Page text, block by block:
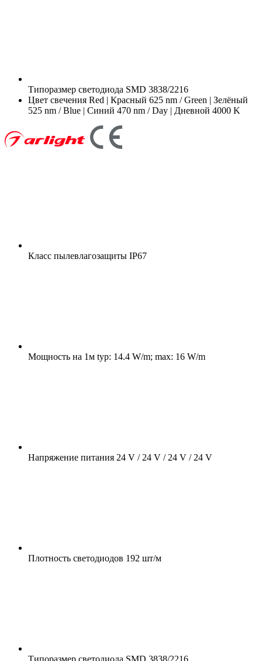
Типоразмер светодиода SMD 3838/2216
Цвет свечения Red | Красный 625 nm / Green | Зелёный
525 nm / Blue | Синий 470 nm / Day | Дневной 4000 K
Класс пылевлагозащиты IP67
Мощность на 1м typ: 14.4 W/m; max: 16 W/m
Напряжение питания 24 V / 24 V / 24 V / 24 V
Плотность светодиодов 192 шт/м
Типоразмер светодиода SMD 3838/2216